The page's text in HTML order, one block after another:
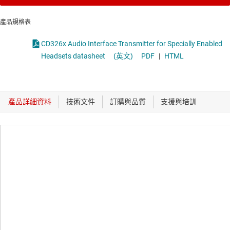
產品規格表
CD326x Audio Interface Transmitter for Specially Enabled
Headsets datasheet
(英文) PDF | HTML